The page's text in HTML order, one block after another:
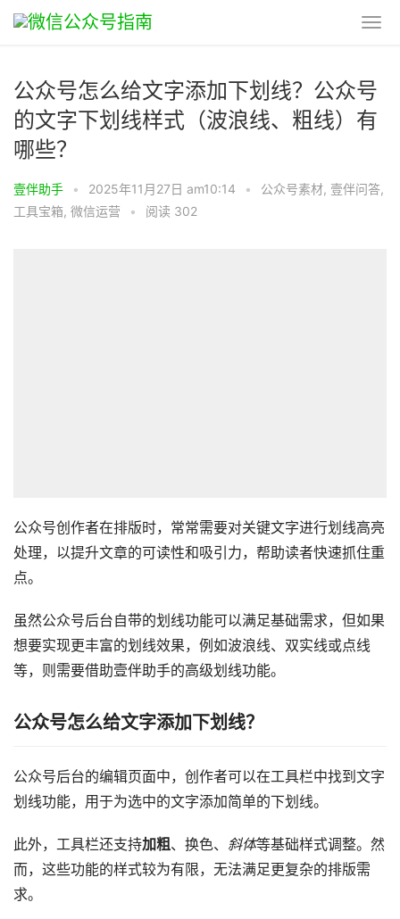
公众号怎么给文字添加下划线？公众号
的文字下划线样式（波浪线、粗线）有
哪些？
壹伴助手 • 2025年11月27日 am10:14 • 公众号素材, 壹伴问答,
工具宝箱, 微信运营 • 阅读 302
公众号创作者在排版时，常常需要对关键文字进行划线高亮
处理，以提升文章的可读性和吸引力，帮助读者快速抓住重
点。
虽然公众号后台自带的划线功能可以满足基础需求，但如果
想要实现更丰富的划线效果，例如波浪线、双实线或点线
等，则需要借助壹伴助手的高级划线功能。
公众号怎么给文字添加下划线？
公众号后台的编辑页面中，创作者可以在工具栏中找到文字
划线功能，用于为选中的文字添加简单的下划线。
此外，工具栏还支持加粗、换色、 斜体等基础样式调整。然
而，这些功能的样式较为有限，无法满足更复杂的排版需
求。